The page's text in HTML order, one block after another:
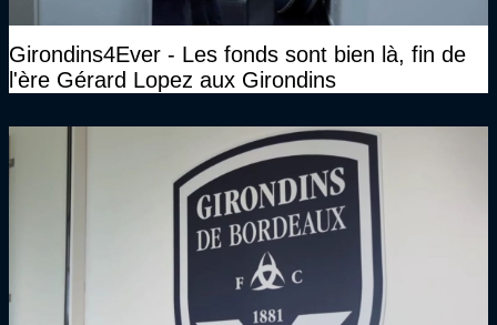
Girondins4Ever - Les fonds sont bien là, fin de
l'ère Gérard Lopez aux Girondins